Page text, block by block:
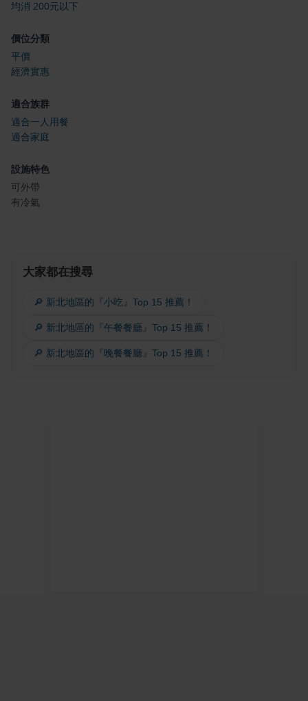
均消 200元以下
價位分類
平價
經濟實惠
適合族群
適合一人用餐
適合家庭
設施特色
可外帶
有冷氣
大家都在搜尋
🔎 新北地區的『小吃』Top 15 推薦！
🔎 新北地區的『午餐餐廳』Top 15 推薦！
🔎 新北地區的『晚餐餐廳』Top 15 推薦！